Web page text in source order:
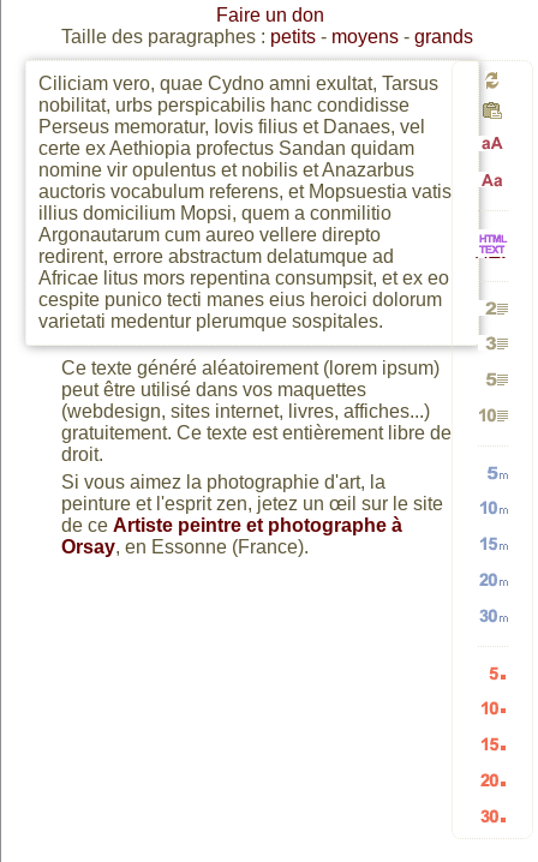
Faire un don
Taille des paragraphes : petits - moyens - grands
un
en
en
HTML
vers
TEXTE
et
TEXTE
vers
HTML
2
3
5
10
5
mots
10
mots
15
mots
20
mots
30
mots
5
listes
10
15
Ciliciam vero, quae Cydno amni exultat, Tarsus
nobilitat, urbs perspicabilis hanc condidisse
Perseus memoratur, Iovis filius et Danaes, vel
certe ex Aethiopia profectus Sandan quidam
nomine vir opulentus et nobilis et Anazarbus
auctoris vocabulum referens, et Mopsuestia vatis
illius domicilium Mopsi, quem a conmilitio
Argonautarum cum aureo vellere direpto
redirent, errore abstractum delatumque ad
Africae litus mors repentina consumpsit, et ex eo
cespite punico tecti manes eius heroici dolorum
varietati medentur plerumque sospitales.
Ce texte généré aléatoirement (lorem ipsum)
peut être utilisé dans vos maquettes
(webdesign, sites internet, livres, affiches...)
gratuitement. Ce texte est entièrement libre de
droit.
Si vous aimez la photographie d'art, la
peinture et l'esprit zen, jetez un œil sur le site
de ce Artiste peintre et photographe à
Orsay, en Essonne (France).